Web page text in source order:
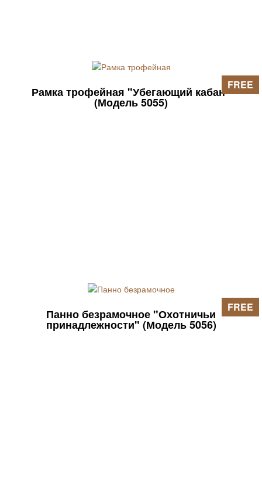
Рамка трофейная "Убегающий кабан"
(Модель 5055)
FREE
Панно безрамочное "Охотничьи
принадлежности" (Модель 5056)
FREE